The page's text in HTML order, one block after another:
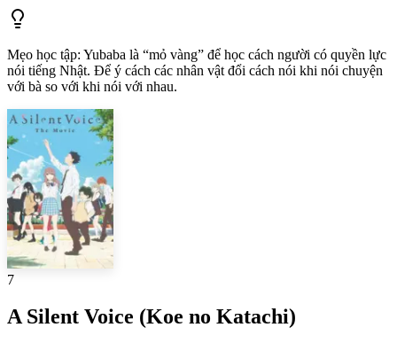
Mẹo học tập: Yubaba là “mỏ vàng” để học cách người có quyền lực
nói tiếng Nhật. Để ý cách các nhân vật đổi cách nói khi nói chuyện
với bà so với khi nói với nhau.
7
A Silent Voice (Koe no Katachi)